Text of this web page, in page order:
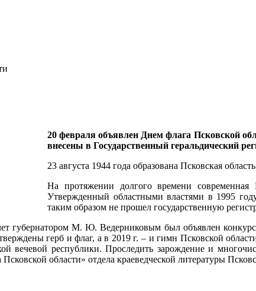
20 февраля объявлен Днем флага Псковской
внесены в Государственный геральдический
23 августа 1944 года образована Псковская
На протяжении долгого времени современная
Утвержденный областными властями в 1995
таким образом не прошел государственную
губернатором М. Ю. Ведерниковым был объявлен
герб и флаг, а в 2019 г. – и гимн Псковской
вечевой республики. Проследить зарождение и
области» отдела краеведческой литературы